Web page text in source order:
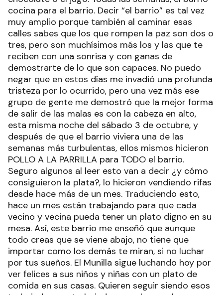
cocina para el barrio. Decir “el barrio” es tal vez
muy amplio porque también al caminar esas
calles sabes que los que rompen la paz son dos o
tres, pero son muchísimos más los y las que te
reciben con una sonrisa y con ganas de
demostrarte de lo que son capaces. No puedo
negar que en estos días me invadió una profunda
tristeza por lo ocurrido, pero una vez más ese
grupo de gente me demostró que la mejor forma
de salir de las malas es con la cabeza en alto,
esta misma noche del sábado 3 de octubre, y
después de que el barrio viviera una de las
semanas más turbulentas, ellos mismos hicieron
POLLO A LA PARRILLA para TODO el barrio.
Seguro algunos al leer esto van a decir ¿y cómo
consiguieron la plata?, lo hicieron vendiendo rifas
desde hace más de un mes. Traduciendo esto,
hace un mes están trabajando para que cada
vecino y vecina pueda tener un plato digno en su
mesa. Así, este barrio me enseñó que aunque
todo creas que se viene abajo, no tiene que
importar como los demás te miran, si no luchar
por tus sueños. El Munilla sigue luchando hoy por
ver felices a sus niños y niñas con un plato de
comida en sus casas. Quieren seguir siendo esos